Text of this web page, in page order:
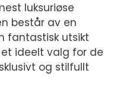
luksuriøse
består av en
fantastisk utsikt
ideelt valg for de
og stilfullt